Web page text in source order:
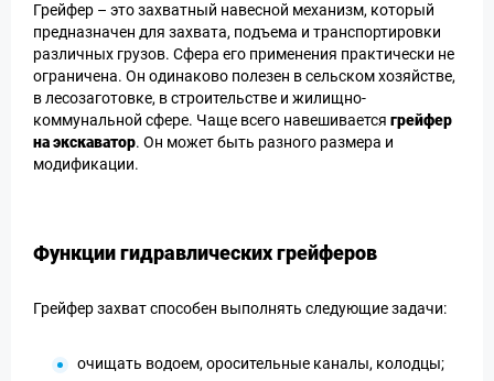
Грейфер – это захватный навесной механизм, который
предназначен для захвата, подъема и транспортировки
различных грузов. Сфера его применения практически не
ограничена. Он одинаково полезен в сельском хозяйстве,
в лесозаготовке, в строительстве и жилищно-
коммунальной сфере. Чаще всего навешивается грейфер
на экскаватор. Он может быть разного размера и
модификации.
Функции гидравлических грейферов
Грейфер захват способен выполнять следующие задачи:
очищать водоем, оросительные каналы, колодцы;